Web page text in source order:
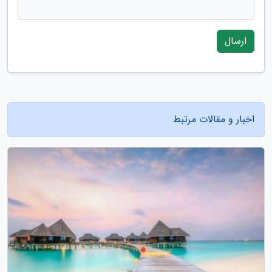
ارسال
اخبار و مقالات مرتبط